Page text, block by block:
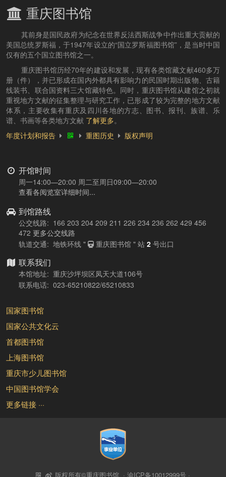
重庆图书馆
其前身是国民政府为纪念在世界反法西斯战争中作出重大贡献的
美国总统罗斯福，于1947年设立的“国立罗斯福图书馆”，是当时中国
仅有的五个国立图书馆之一。
重庆图书馆历经70年的建设和发展，现有各类馆藏文献460多万
册（件），并已形成在国内外都具有影响力的民国时期出版物、古籍
线装书、联合国资料三大馆藏特色。同时，重庆图书馆从建馆之初就
重视地方文献的征集整理与研究工作，已形成了较为完整的地方文献
体系，主要收集有重庆及四川各地的方志、图书、报刊、族谱、乐
谱、书画等各类地方文献 了解更多。
年度计划和报告
重图历史 版权声明
开馆时间
周一14:00—20:00 周二至周日09:00—20:00
查看各阅览室详细时间...
到馆路线
公交线路: 166 203 204 209 211 226 234 236 262 429 456
472 更多公交线路
轨道交通: 地铁环线 "
重庆图书馆 " 站 2号出口
联系我们
本馆地址: 重庆沙坪坝区凤天大道106号
联系电话: 023-65210822/65210833
国家图书馆
国家公共文化云
首都图书馆
上海图书馆
重庆市少儿图书馆
中国图书馆学会
更多链接 ···
版权所有©重庆图书馆 · 渝ICP备10012999号·